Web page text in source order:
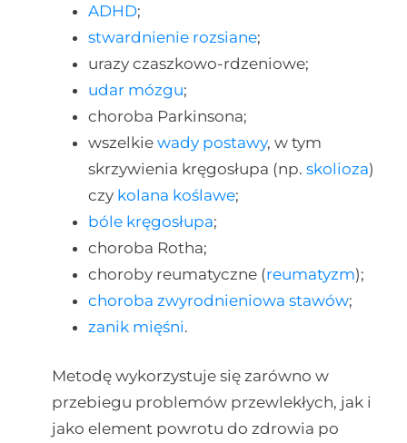
ADHD;
stwardnienie rozsiane;
urazy czaszkowo-rdzeniowe;
udar mózgu;
choroba Parkinsona;
wszelkie wady postawy, w tym
skrzywienia kręgosłupa (np. skolioza)
czy kolana koślawe;
bóle kręgosłupa;
choroba Rotha;
choroby reumatyczne (reumatyzm);
choroba zwyrodnieniowa stawów;
zanik mięśni.
Metodę wykorzystuje się zarówno w
przebiegu problemów przewlekłych, jak i
jako element powrotu do zdrowia po